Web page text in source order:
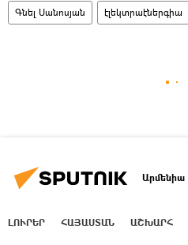
Գնել Սանոսյան էլեկտրաէներգիա
Արմենիա
ԼՈՒՐԵՐ ՀԱՅԱՍՏԱՆ ԱՇԽԱՐՀ